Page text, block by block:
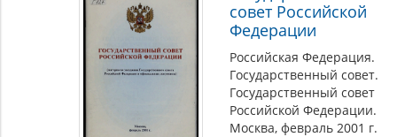
совет Российской
Федерации
Российская Федерация.
Государственный совет.
Государственный совет
Российской Федерации.
Москва, февраль 2001 г.